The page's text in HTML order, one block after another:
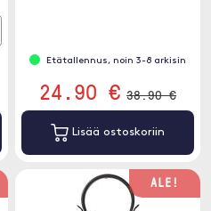
Etätallennus, noin 3-8 arkisin
24.90 € 38.90 €
Lisää ostoskoriin
ALE!